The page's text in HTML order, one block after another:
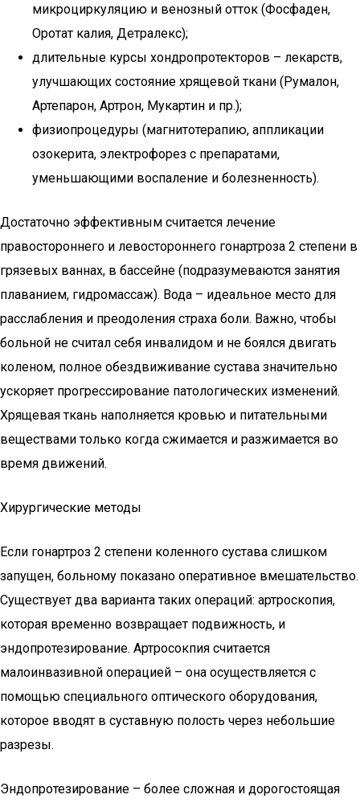
микроциркуляцию и венозный отток (Фосфаден,
Оротат калия, Детралекс);
длительные курсы хондропротекторов – лекарств,
улучшающих состояние хрящевой ткани (Румалон,
Артепарон, Артрон, Мукартин и пр.);
физиопроцедуры (магнитотерапию, аппликации
озокерита, электрофорез с препаратами,
уменьшающими воспаление и болезненность).
Достаточно эффективным считается лечение
правостороннего и левостороннего гонартроза 2 степени в
грязевых ваннах, в бассейне (подразумеваются занятия
плаванием, гидромассаж). Вода – идеальное место для
расслабления и преодоления страха боли. Важно, чтобы
больной не считал себя инвалидом и не боялся двигать
коленом, полное обездвиживание сустава значительно
ускоряет прогрессирование патологических изменений.
Хрящевая ткань наполняется кровью и питательными
веществами только когда сжимается и разжимается во
время движений.
Хирургические методы
Если гонартроз 2 степени коленного сустава слишком
запущен, больному показано оперативное вмешательство.
Существует два варианта таких операций: артроскопия,
которая временно возвращает подвижность, и
эндопротезирование. Артросокпия считается
малоинвазивной операцией – она осуществляется с
помощью специального оптического оборудования,
которое вводят в суставную полость через небольшие
разрезы.
Эндопротезирование – более сложная и дорогостоящая